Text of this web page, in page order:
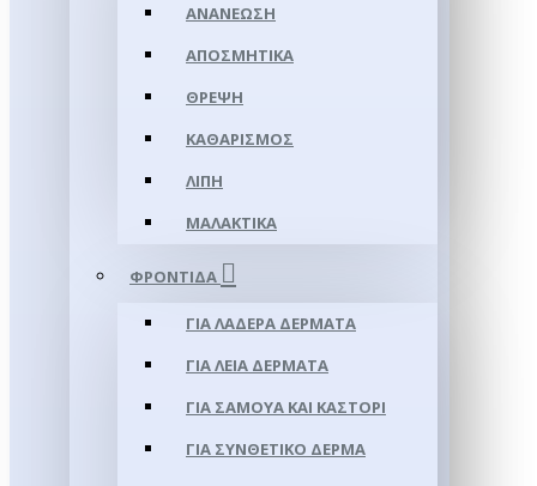
ΑΝΑΝΈΩΣΗ
ΑΠΟΣΜΗΤΙΚΆ
ΘΡΈΨΗ
ΚΑΘΑΡΙΣΜΌΣ
ΛΊΠΗ
ΜΑΛΑΚΤΙΚΆ
ΦΡΟΝΤΊΔΑ
ΓΙΑ ΛΑΔΕΡΆ ΔΈΡΜΑΤΑ
ΓΙΑ ΛΕΊΑ ΔΈΡΜΑΤΑ
ΓΙΑ ΣΑΜΟΥΑ ΚΑΙ ΚΑΣΤΌΡΙ
ΓΙΑ ΣΥΝΘΕΤΙΚΌ ΔΈΡΜΑ